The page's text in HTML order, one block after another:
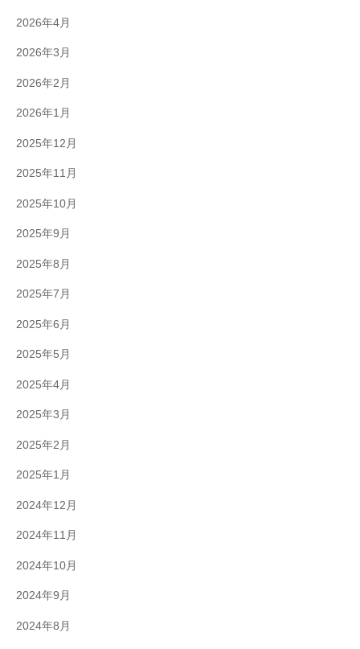
2026年4月
2026年3月
2026年2月
2026年1月
2025年12月
2025年11月
2025年10月
2025年9月
2025年8月
2025年7月
2025年6月
2025年5月
2025年4月
2025年3月
2025年2月
2025年1月
2024年12月
2024年11月
2024年10月
2024年9月
2024年8月